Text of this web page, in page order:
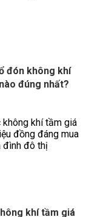
đón không khí
đúng nhất?
khí tầm giá